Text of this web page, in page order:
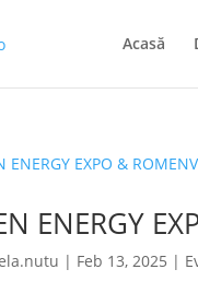
Acasă
ENERGY
| Feb 13, 2025 |